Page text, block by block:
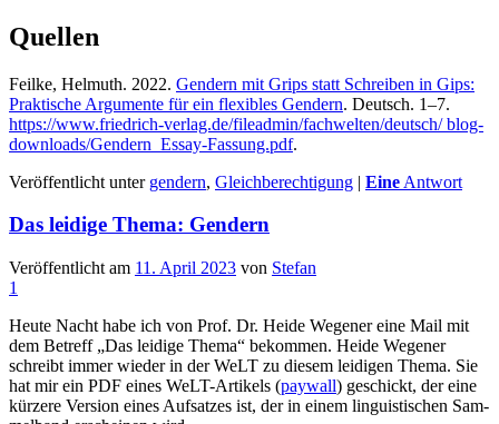
Quellen
Feil­ke, Hel­muth. 2022. Gen­dern mit Grips statt Schrei­ben in Gips:
Prak­ti­sche Argu­men­te für ein fle­xi­bles Gen­dern. Deutsch. 1–7.
https://www.friedrich-verlag.de/fileadmin/fachwelten/deutsch/ blog-
downloads/Gendern_Essay-Fassung.pdf.
Veröffentlicht unter gendern, Gleichberechtigung | Eine Antwort
Das leidige Thema: Gendern
Veröffentlicht am 11. April 2023 von Stefan
1
Heu­te Nacht habe ich von Prof. Dr. Hei­de Wege­ner eine Mail mit
dem Betreff „Das lei­di­ge The­ma“ bekom­men. Hei­de Wege­ner
schreibt immer wie­der in der WeLT zu die­sem lei­di­gen The­ma. Sie
hat mir ein PDF eines WeLT-Arti­kels (pay­wall) geschickt, der eine
kür­ze­re Ver­si­on eines Auf­sat­zes ist, der in einem lin­gu­is­ti­schen Sam­